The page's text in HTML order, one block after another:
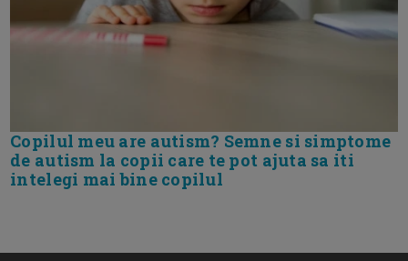
Copilul meu are autism? Semne si simptome
de autism la copii care te pot ajuta sa iti
intelegi mai bine copilul